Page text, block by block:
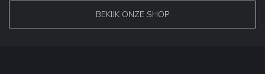
BEKIJK ONZE SHOP